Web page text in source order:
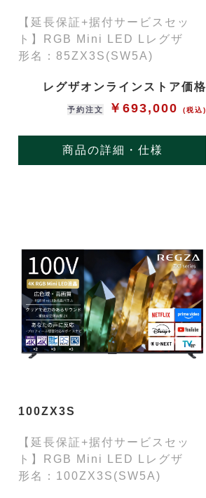
【延長保証+据付サービスセッ
ト】RGB Mini LED Lレグザ
形名：85ZX3S(SW5A)
レグザオンラインストア価格
予約注文 ￥693,000(税込)
商品の詳細・仕様
100ZX3S
【延長保証+据付サービスセッ
ト】RGB Mini LED Lレグザ
形名：100ZX3S(SW5A)